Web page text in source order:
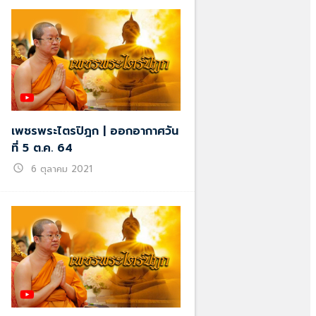
เพชรพระไตรปิฎก | ออกอากาศวัน
ที่ 5 ต.ค. 64
schedule 6 ตุลาคม 2021